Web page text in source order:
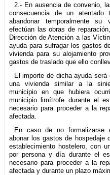
2.- En ausencia de convenio,
consecuencia de un atentado
abandonar temporalmente su
efectúan las obras de
Dirección de Atención a las
ayuda para sufragar los gastos
vivienda para su alojamiento
gastos de traslado que ello
El importe de dicha ayuda
una vivienda similar a la
municipio en que hubiera
municipio limítrofe durante el
necesario para proceder a la
afectada.
En caso de no formalizarse
abonar los gastos de hospedaje
establecimiento hostelero, con
por persona y día durante el
necesario para proceder a la
afectada y durante un plazo